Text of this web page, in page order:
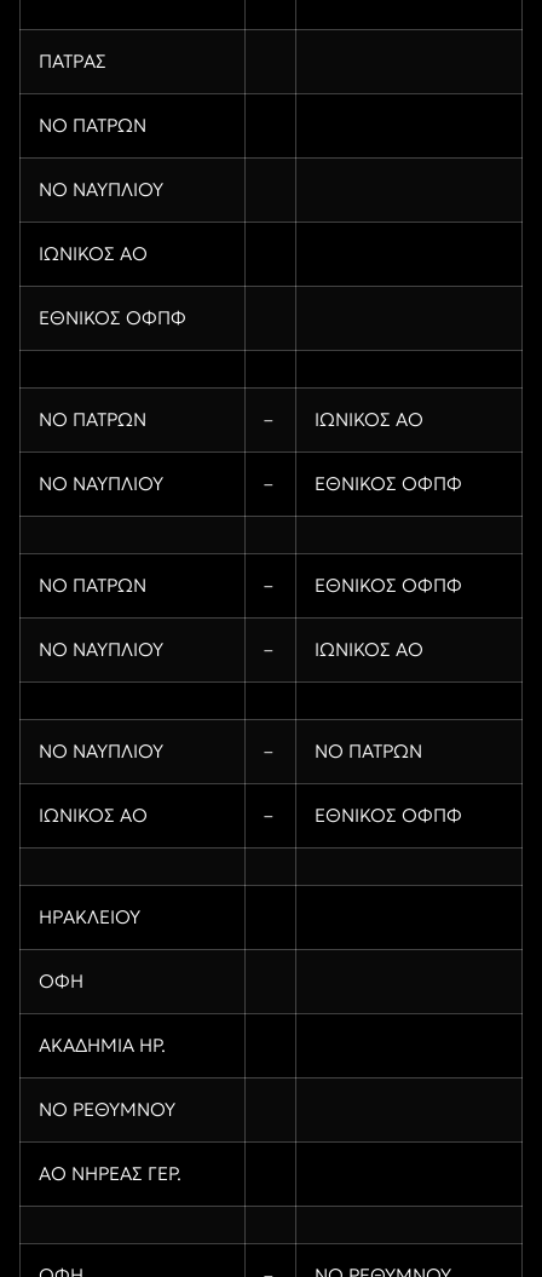
ΠΑΤΡΑΣ
ΝΟ ΠΑΤΡΩΝ
ΝΟ ΝΑΥΠΛΙΟΥ
ΙΩΝΙΚΟΣ ΑΟ
ΕΘΝΙΚΟΣ ΟΦΠΦ
ΝΟ ΠΑΤΡΩΝ – ΙΩΝΙΚΟΣ ΑΟ
ΝΟ ΝΑΥΠΛΙΟΥ – ΕΘΝΙΚΟΣ ΟΦΠΦ
ΝΟ ΠΑΤΡΩΝ – ΕΘΝΙΚΟΣ ΟΦΠΦ
ΝΟ ΝΑΥΠΛΙΟΥ – ΙΩΝΙΚΟΣ ΑΟ
ΝΟ ΝΑΥΠΛΙΟΥ – ΝΟ ΠΑΤΡΩΝ
ΙΩΝΙΚΟΣ ΑΟ – ΕΘΝΙΚΟΣ ΟΦΠΦ
ΗΡΑΚΛΕΙΟΥ
ΟΦΗ
ΑΚΑΔΗΜΙΑ ΗΡ.
ΝΟ ΡΕΘΥΜΝΟΥ
ΑΟ ΝΗΡΕΑΣ ΓΕΡ.